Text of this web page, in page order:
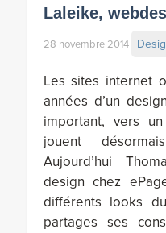
Laleike,
28 novembre 2014
Les sites internet
années d’un
important, vers
jouent
Aujourd’hui
design chez
différents looks
partages ses